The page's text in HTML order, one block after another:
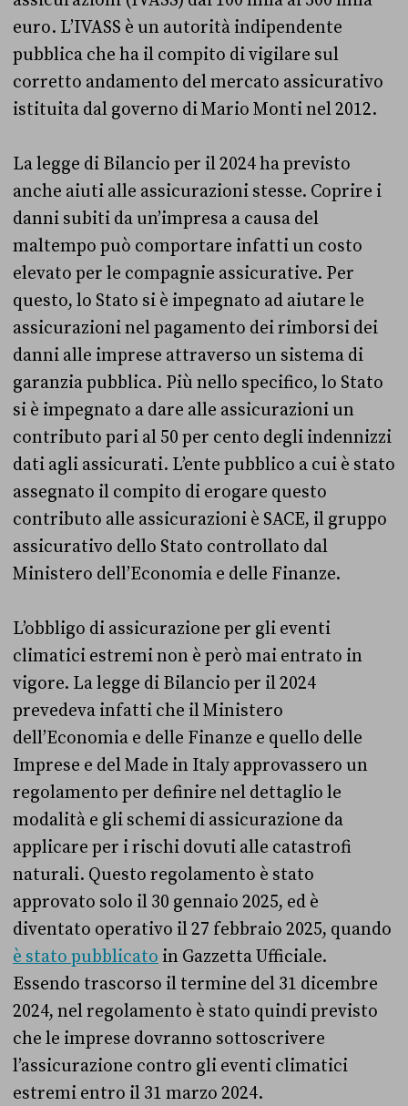
euro. L’IVASS è un autorità indipendente
pubblica che ha il compito di vigilare sul
corretto andamento del mercato assicurativo
istituita dal governo di Mario Monti nel 2012.
La legge di Bilancio per il 2024 ha previsto
anche aiuti alle assicurazioni stesse. Coprire i
danni subiti da un’impresa a causa del
maltempo può comportare infatti un costo
elevato per le compagnie assicurative. Per
questo, lo Stato si è impegnato ad aiutare le
assicurazioni nel pagamento dei rimborsi dei
danni alle imprese attraverso un sistema di
garanzia pubblica. Più nello specifico, lo Stato
si è impegnato a dare alle assicurazioni un
contributo pari al 50 per cento degli indennizzi
dati agli assicurati. L’ente pubblico a cui è stato
assegnato il compito di erogare questo
contributo alle assicurazioni è SACE, il gruppo
assicurativo dello Stato controllato dal
Ministero dell’Economia e delle Finanze.
L’obbligo di assicurazione per gli eventi
climatici estremi non è però mai entrato in
vigore. La legge di Bilancio per il 2024
prevedeva infatti che il Ministero
dell’Economia e delle Finanze e quello delle
Imprese e del Made in Italy approvassero un
regolamento per definire nel dettaglio le
modalità e gli schemi di assicurazione da
applicare per i rischi dovuti alle catastrofi
naturali. Questo regolamento è stato
approvato solo il 30 gennaio 2025, ed è
diventato operativo il 27 febbraio 2025, quando
è stato pubblicato in Gazzetta Ufficiale.
Essendo trascorso il termine del 31 dicembre
2024, nel regolamento è stato quindi previsto
che le imprese dovranno sottoscrivere
l’assicurazione contro gli eventi climatici
estremi entro il 31 marzo 2024.